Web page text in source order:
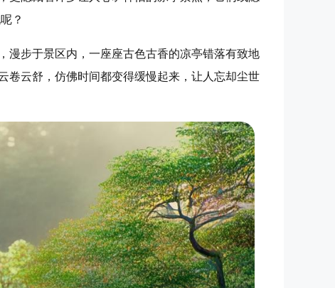
？
漫步于景区内，一座座古色古香的凉亭错落有致地
卷云舒，仿佛时间都变得缓慢起来，让人忘却尘世